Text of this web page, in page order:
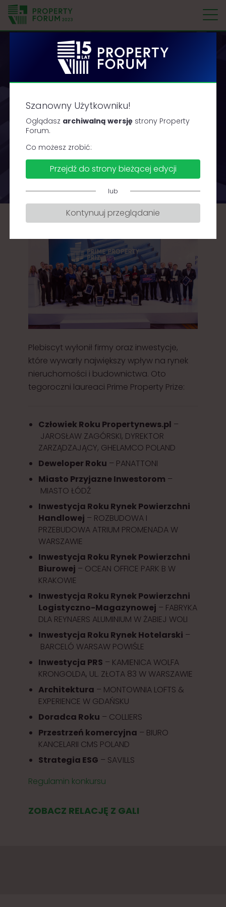
P
e Prime Property Prize
2023
Poznaliśmy laureatów konkursów Prime Property
Prize 2023
Plebiscyt wyłonił firmy oraz inwestycje,
które wywarły największy wpływ na rynek
nieruchomości i budownictwa. Oto
tegoroczni laureaci Prime Property Prize:
Człowiek Roku Propertynews.pl –
JAROSŁAW ZAGÓRSKI, DYREKTOR
ZARZĄDZAJĄCY, GHELAMCO POLAND
Deweloper Roku – PANATTONI
Miasto Przyjazne Inwestorom –
MIASTO ŁÓDŹ
Inwestycja Roku Rynek Powierzchni
Handlowej – ROZBUDOWA I
PRZEBUDOWA ATRIUM PROMENADA W
WARSZAWIE
Inwestycja Roku Rynek Powierzchni
Biurowej – OCEAN OFFICE PARK B W
KRAKOWIE
Inwestycja Roku Rynek Powierzchni
Logistyczno-Magazynowej – FABRYKA
DLA REYNAERS ALUMINIUM W ŻABIEJ WOLI
Inwestycja Roku Rynek Hotelarski –
BARCELÓ WARSAW POWIŚLE
Inwestycja PRS – KAMIENICA WOLFA
KRONGOLDA, UL. ZŁOTA 83 W WARSZAWIE
Architektura – MONTOWNIA LOFTS &
EXPERIENCE W GDAŃSKU
Doradca Roku – COLLIERS
Przestrzeń komercyjna – BIURO
KANCELARII CMS POLAND
Strategia ESG – SAVILLS
Regulamin konkursu
ZOBACZ RELACJĘ Z GALI
Szanowny Użytkowniku!
Oglądasz archiwalną wersję strony Property
Forum.
Co możesz zrobić:
Przejdź do strony bieżącej edycji
lub
Kontynuuj przeglądanie